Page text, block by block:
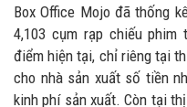
Box Office Mojo đã thống
4,103 cụm rạp chiếu
điểm hiện tại, chỉ riêng tại
cho nhà sản xuất số tiền
kinh phí sản xuất. Còn tại